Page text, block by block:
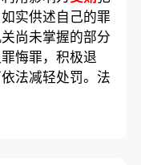
实供述自己的罪
尚未掌握的部分
悔罪，积极退
法减轻处罚。法